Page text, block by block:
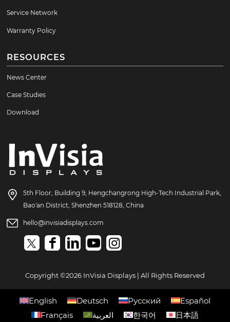
Service Network
Warranty Policy
RESOURCES
News Center
Case Studies
Download
5th Floor, Building 9, Hengchangrong High-Tech Industrial Park,
Bao'an District, Shenzhen 518128, China
hello@invisiadisplays.com
Copyright ©2026 InVisia Displays | All Rights Reserved
English Deutsch Русский
Español
Français
العربية 한국어 日本語